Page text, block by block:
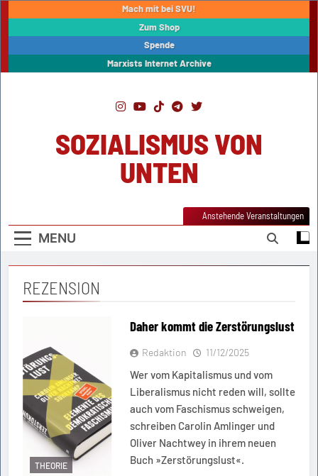
Mach mit bei SVU!
Zum Shop
Spende
Marxists Internet Archive
SOZIALISMUS VON
UNTEN
MENU
Anstehende Veranstaltungen
REZENSION
THEORIE
Daher kommt die Zerstörungslust
Redaktion 11/12/2025
Wer vom Kapitalismus und vom
Liberalismus nicht reden will, sollte
auch vom Faschismus schweigen,
schreiben Carolin Amlinger und
Oliver Nachtwey in ihrem neuen
Buch »Zerstörungslust«.